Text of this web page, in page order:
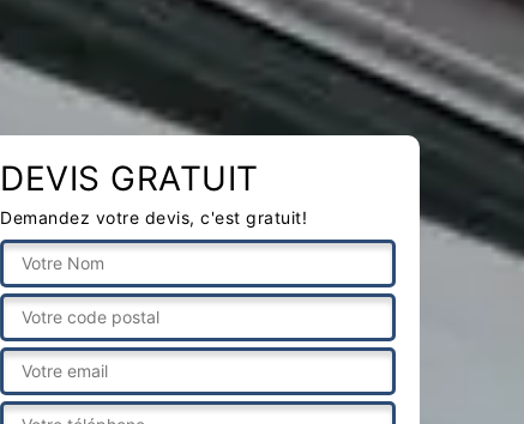
DEVIS GRATUIT
Demandez votre devis, c'est gratuit!